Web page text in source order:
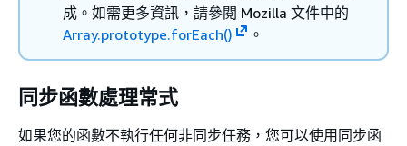
成。如需更多資訊，請參閱 Mozilla 文件中的
Array.prototype.forEach()
。
同步函數處理常式
如果您的函數不執行任何非同步任務，您可以使用同步函